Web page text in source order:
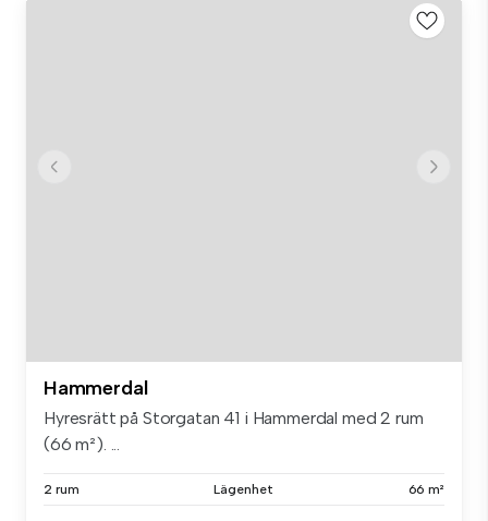
Hammerdal
Hyresrätt på Storgatan 41 i Hammerdal med 2 rum
(66 m²). ...
2 rum Lägenhet 66 m²